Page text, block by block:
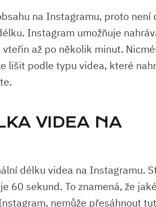
na Instagramu, proto není
Instagram umožňuje
až po několik minut.
lišit podle typu videa, které
VIDEA NA
délku videa na Instagramu.
60 sekund. To znamená, že
nemůže přesáhnout